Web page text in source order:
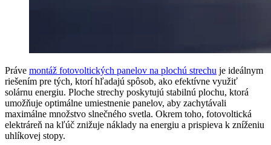
Práve montáž fotovoltických panelov na plochú strechu je ideálnym
riešením pre tých, ktorí hľadajú spôsob, ako efektívne využiť
solárnu energiu. Ploche strechy poskytujú stabilnú plochu, ktorá
umožňuje optimálne umiestnenie panelov, aby zachytávali
maximálne množstvo slnečného svetla. Okrem toho, fotovoltická
elektráreň na kľúč znižuje náklady na energiu a prispieva k zníženiu
uhlíkovej stopy.